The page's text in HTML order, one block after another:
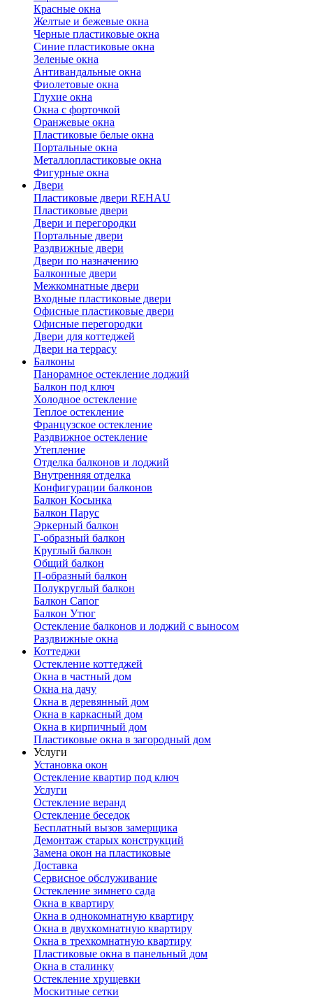
Красные окна
Желтые и бежевые окна
Черные пластиковые окна
Синие пластиковые окна
Зеленые окна
Антивандальные окна
Фиолетовые окна
Глухие окна
Окна с форточкой
Оранжевые окна
Пластиковые белые окна
Портальные окна
Металлопластиковые окна
Фигурные окна
Двери
Пластиковые двери REHAU
Пластиковые двери
Двери и перегородки
Портальные двери
Раздвижные двери
Двери по назначению
Балконные двери
Межкомнатные двери
Входные пластиковые двери
Офисные пластиковые двери
Офисные перегородки
Двери для коттеджей
Двери на террасу
Балконы
Панорамное остекление лоджий
Балкон под ключ
Холодное остекление
Теплое остекление
Французское остекление
Раздвижное остекление
Утепление
Отделка балконов и лоджий
Внутренняя отделка
Конфигурации балконов
Балкон Косынка
Балкон Парус
Эркерный балкон
Г-образный балкон
Круглый балкон
Общий балкон
П-образный балкон
Полукруглый балкон
Балкон Сапог
Балкон Утюг
Остекление балконов и лоджий с выносом
Раздвижные окна
Коттеджи
Остекление коттеджей
Окна в частный дом
Окна на дачу
Окна в деревянный дом
Окна в каркасный дом
Окна в кирпичный дом
Пластиковые окна в загородный дом
Услуги
Установка окон
Остекление квартир под ключ
Услуги
Остекление веранд
Остекление беседок
Бесплатный вызов замерщика
Демонтаж старых конструкций
Замена окон на пластиковые
Доставка
Сервисное обслуживание
Остекление зимнего сада
Окна в квартиру
Окна в однокомнатную квартиру
Окна в двухкомнатную квартиру
Окна в трехкомнатную квартиру
Пластиковые окна в панельный дом
Окна в сталинку
Остекление хрущевки
Москитные сетки